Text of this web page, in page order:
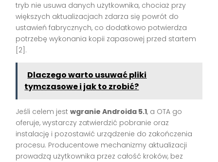
tryb nie usuwa danych użytkownika, chociaż przy
większych aktualizacjach zdarza się powrót do
ustawień fabrycznych, co dodatkowo potwierdza
potrzebę wykonania kopii zapasowej przed startem
[2].
Dlaczego warto usuwać pliki
tymczasowe i jak to zrobić?
Jeśli celem jestwgranie Androida 5.1, a OTA go
oferuje, wystarczy zatwierdzić pobranie oraz
instalację i pozostawić urządzenie do zakończenia
procesu. Producentowe mechanizmy aktualizacji
prowadzą użytkownika przez całość kroków, bez